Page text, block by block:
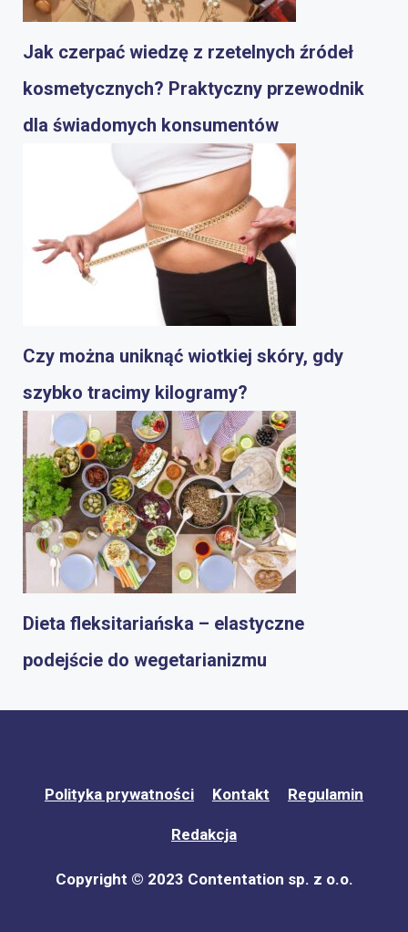
Jak czerpać wiedzę z rzetelnych źródeł
kosmetycznych? Praktyczny przewodnik
dla świadomych konsumentów
Czy można uniknąć wiotkiej skóry, gdy
szybko tracimy kilogramy?
Dieta fleksitariańska – elastyczne
podejście do wegetarianizmu
Polityka prywatności Kontakt Regulamin
Redakcja
Copyright © 2023 Contentation sp. z o.o.